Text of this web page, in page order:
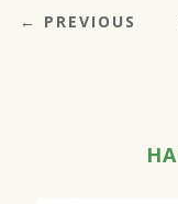
← PREVIOUS